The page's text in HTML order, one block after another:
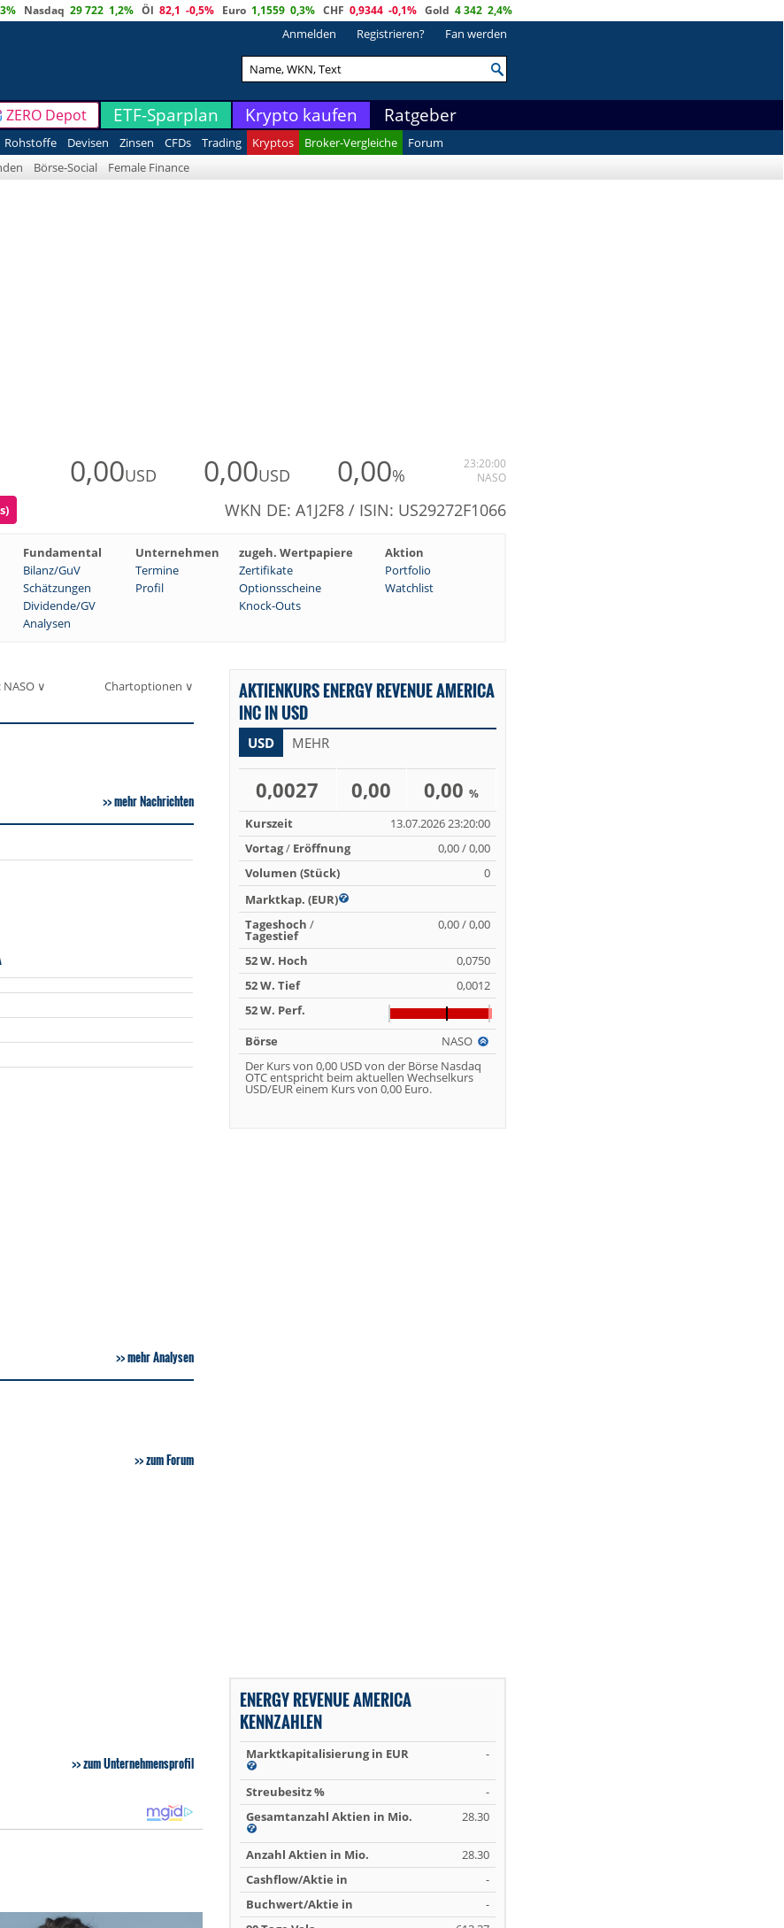
Nasdaq 29 722 1,2% Öl 82,1 -0,5% Euro 1,1559 0,3% CHF 0,9344 -0,1% Gold 4 342 2,4%
Anmelden Registrieren? Fan werden
ZERO Depot ETF-Sparplan Krypto kaufen Ratgeber
Rohstoffe Devisen Zinsen CFDs Trading Kryptos Broker-Vergleiche
Forum
Börse-Social Female Finance
0,00USD 0,00USD 0,00%
23:20:00
NASO
WKN DE: A1J2F8 / ISIN: US29272F1066
Fundamental Unternehmen zugeh. Wertpapiere
Aktion
Bilanz/GuV Termine Zertifikate
Portfolio
Schätzungen Profil Optionsscheine
Watchlist
Dividende/GV
Knock-Outs
Analysen
NASO ∨ Chartoptionen ∨
mehr Nachrichten
mehr Analysen
zum Forum
zum Unternehmensprofil
AKTIENKURS ENERGY REVENUE AMERICA
INC IN USD
USD MEHR
0,0027 0,00 0,00 %
Kurszeit
13.07.2026 23:20:00
Vortag/ Eröffnung
0,00 / 0,00
Volumen (Stück)
0
Marktkap. (EUR)
Tageshoch /
Tagestief
0,00 / 0,00
52 W. Hoch
0,0750
52 W. Tief
0,0012
52 W. Perf.
Börse
NASO
Der Kurs von 0,00 USD von der Börse Nasdaq
OTC entspricht beim aktuellen Wechselkurs
USD/EUR einem Kurs von 0,00 Euro.
ENERGY REVENUE AMERICA
KENNZAHLEN
Marktkapitalisierung in EUR -
Streubesitz %
-
Gesamtanzahl Aktien in Mio.
28.30
Anzahl Aktien in Mio.
28.30
Cashflow/Aktie in
-
Buchwert/Aktie in
-